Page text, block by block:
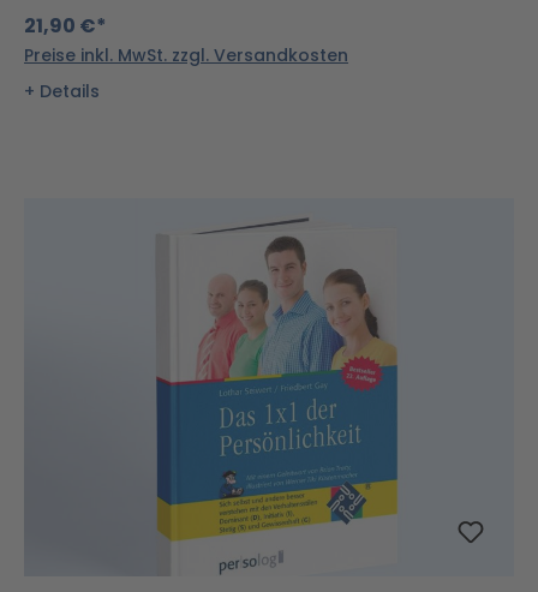
21,90 €*
Preise inkl. MwSt. zzgl. Versandkosten
Details